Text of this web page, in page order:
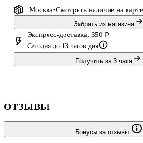
Москва Смотреть наличие на карте
Забрать из магазина
Экспресс-доставка, 350 ₽
Сегодня до 13 часов дня
Получить за 3 часа
ОТЗЫВЫ
Бонусы за отзывы